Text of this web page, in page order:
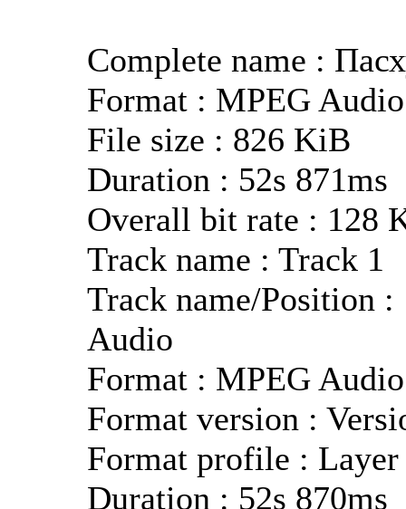
Complete name :
Format : MPEG Audio
File size : 826 KiB
Duration : 52s 871ms
Overall bit rate : 128
Track name : Track 1
Track name/Position :
Audio
Format : MPEG Audio
Format version :
Format profile : Layer
Duration : 52s 870ms